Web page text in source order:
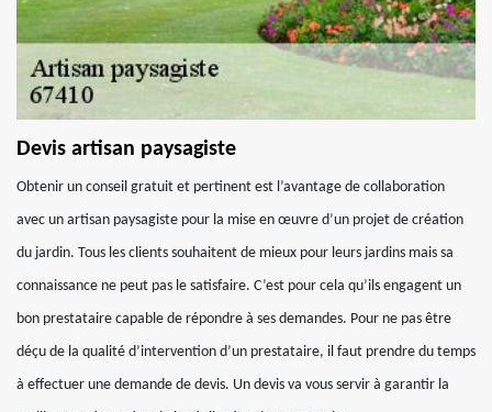
Devis artisan paysagiste
Obtenir un conseil gratuit et pertinent est l’avantage de collaboration
avec un artisan paysagiste pour la mise en œuvre d’un projet de création
du jardin. Tous les clients souhaitent de mieux pour leurs jardins mais sa
connaissance ne peut pas le satisfaire. C’est pour cela qu’ils engagent un
bon prestataire capable de répondre à ses demandes. Pour ne pas être
déçu de la qualité d’intervention d’un prestataire, il faut prendre du temps
à effectuer une demande de devis. Un devis va vous servir à garantir la